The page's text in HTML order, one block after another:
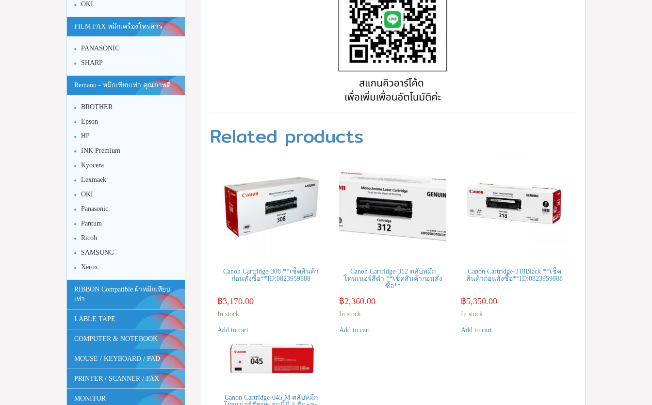
Related products
Canon Cartridge-308 **เช็คสินค้า
ก่อนสั่งซื้อ**ID:0823959888
฿3,170.00
In stock
Add to cart
Canon Cartridge-312 ตลับหมึก
โทนเนอร์สีดำ **เช็คสินค้าก่อนสั่ง
ซื้อ**
฿2,360.00
In stock
Add to cart
Canon Cartridge-318Black **เช็ค
สินค้าก่อนสั่งซื้อ**ID:0823959888
฿5,350.00
In stock
Add to cart
Canon Cartridge-045 M ตลับหมึก
OKI
FILM FAX หมึกเครื่องโทรสาร
PANASONIC
SHARP
Remanu - หมึกเทียบเท่า คุณภาพดี
BROTHER
Epson
HP
INK Premium
Kyocera
Lexmaek
OKI
Panasonic
Pantum
Ricoh
SAMSUNG
Xerox
RIBBON Compatible ผ้าหมึกเทียบ
เท่า
LABLE TAPE
COMPUTER & NOTEBOOK
MOUSE / KEYBOARD / PAD
PRINTER / SCANNER / FAX
MONITOR